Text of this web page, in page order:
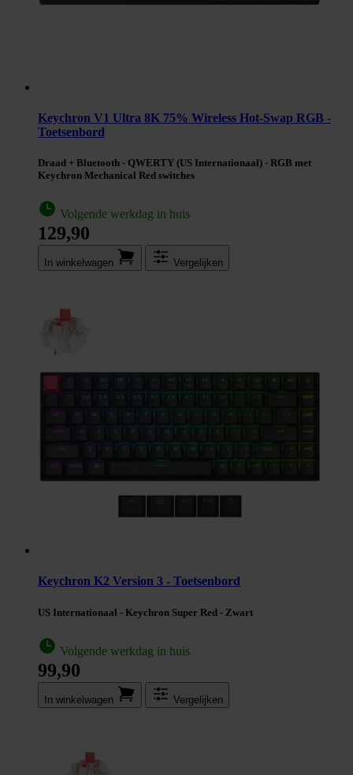
Keychron V1 Ultra 8K 75% Wireless Hot-Swap RGB -
Toetsenbord
Draad + Bluetooth - QWERTY (US Internationaal) - RGB met
Keychron Mechanical Red switches
Volgende werkdag in huis
129,90
In winkel­wagen Vergelijken
Keychron K2 Version 3 - Toetsenbord
US Internationaal - Keychron Super Red - Zwart
Volgende werkdag in huis
99,90
In winkel­wagen Vergelijken